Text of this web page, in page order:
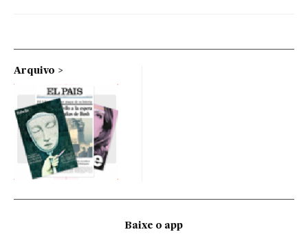
Arquivo
Baixe o app